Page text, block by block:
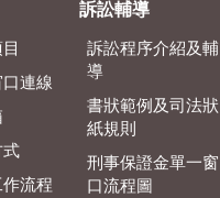
連線
式
流程
訴訟輔導
訴訟程序介紹及輔
導
書狀範例及司法狀
紙規則
刑事保證金單一窗
口流程圖